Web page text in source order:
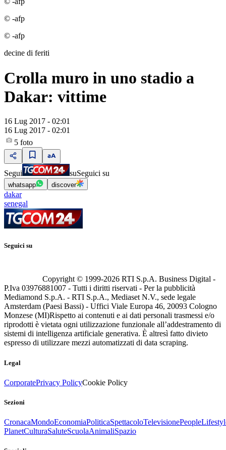
© -afp
© -afp
decine di feriti
Crolla muro in uno stadio a
Dakar: vittime
16 Lug 2017 - 02:01
16 Lug 2017 - 02:01
5 foto
Segui suSeguici su
whatsapp discover
dakar
senegal
Seguici su
Copyright © 1999-2026 RTI S.p.A. Business Digital -
P.Iva 03976881007 - Tutti i diritti riservati - Per la pubblicità
Mediamond S.p.A. - RTI S.p.A., Mediaset N.V., sede legale
Amsterdam (Paesi Bassi) - Uffici Viale Europa 46, 20093 Cologno
Monzese (MI)Rispetto ai contenuti e ai dati personali trasmessi e/o
riprodotti è vietata ogni utilizzazione funzionale all’addestramento di
sistemi di intelligenza artificiale generativa. È altresì fatto divieto
espresso di utilizzare mezzi automatizzati di data scraping.
Legal
CorporatePrivacy PolicyCookie Policy
Sezioni
CronacaMondoEconomiaPoliticaSpettacoloTelevisionePeople
PlanetCulturaSaluteScuolaAnimaliSpazio